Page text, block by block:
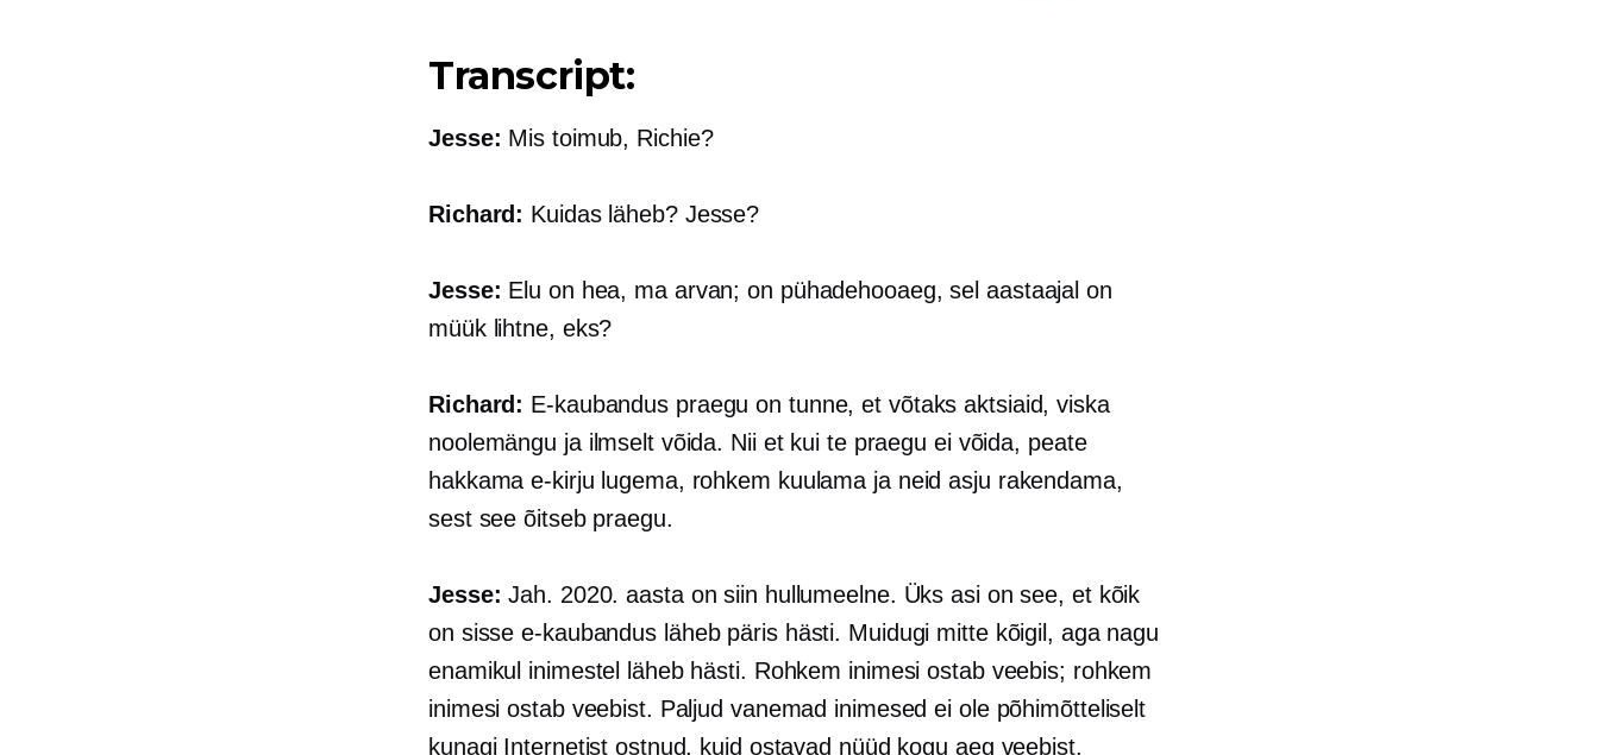
Transcript:
Jesse: Mis toimub, Richie?
Richard: Kuidas läheb? Jesse?
Jesse: Elu on hea, ma arvan; on pühadehooaeg, sel aastaajal on
müük lihtne, eks?
Richard: E-kaubandus praegu on tunne, et võtaks aktsiaid, viska
noolemängu ja ilmselt võida. Nii et kui te praegu ei võida, peate
hakkama e-kirju lugema, rohkem kuulama ja neid asju rakendama,
sest see õitseb praegu.
Jesse: Jah. 2020. aasta on siin hullumeelne. Üks asi on see, et kõik
on sissee-kaubandus läheb päris hästi. Muidugi mitte kõigil, aga nagu
enamikul inimestel läheb hästi. Rohkem inimesi ostab veebis; rohkem
inimesi ostab veebist. Paljud vanemad inimesed ei ole põhimõtteliselt
kunagi Internetist ostnud, kuid ostavad nüüd kogu aeg veebist.